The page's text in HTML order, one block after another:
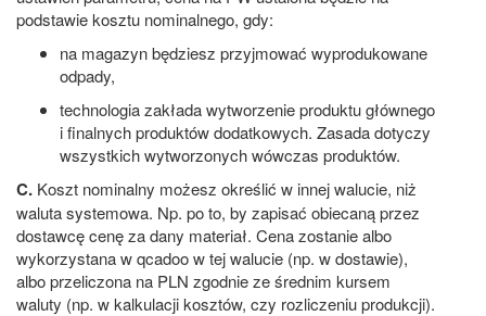
podstawie kosztu nominalnego, gdy:
na magazyn będziesz przyjmować wyprodukowane
odpady,
technologia zakłada wytworzenie produktu głównego
i finalnych produktów dodatkowych. Zasada dotyczy
wszystkich wytworzonych wówczas produktów.
C. Koszt nominalny możesz określić w innej walucie, niż
waluta systemowa. Np. po to, by zapisać obiecaną przez
dostawcę cenę za dany materiał. Cena zostanie albo
wykorzystana w qcadoo w tej walucie (np. w dostawie),
albo przeliczona na PLN zgodnie ze średnim kursem
waluty (np. w kalkulacji kosztów, czy rozliczeniu produkcji).